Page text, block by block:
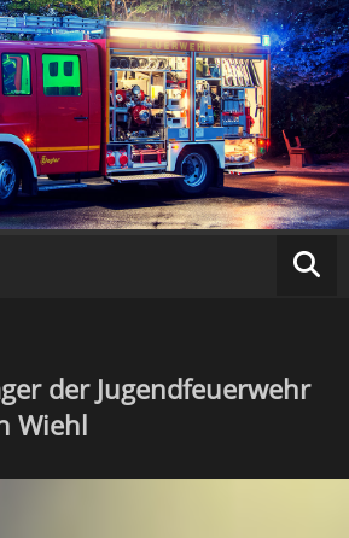
der Jugendfeuerwehr
Wiehl